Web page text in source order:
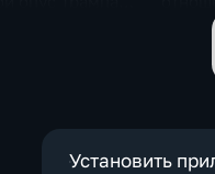
Установить